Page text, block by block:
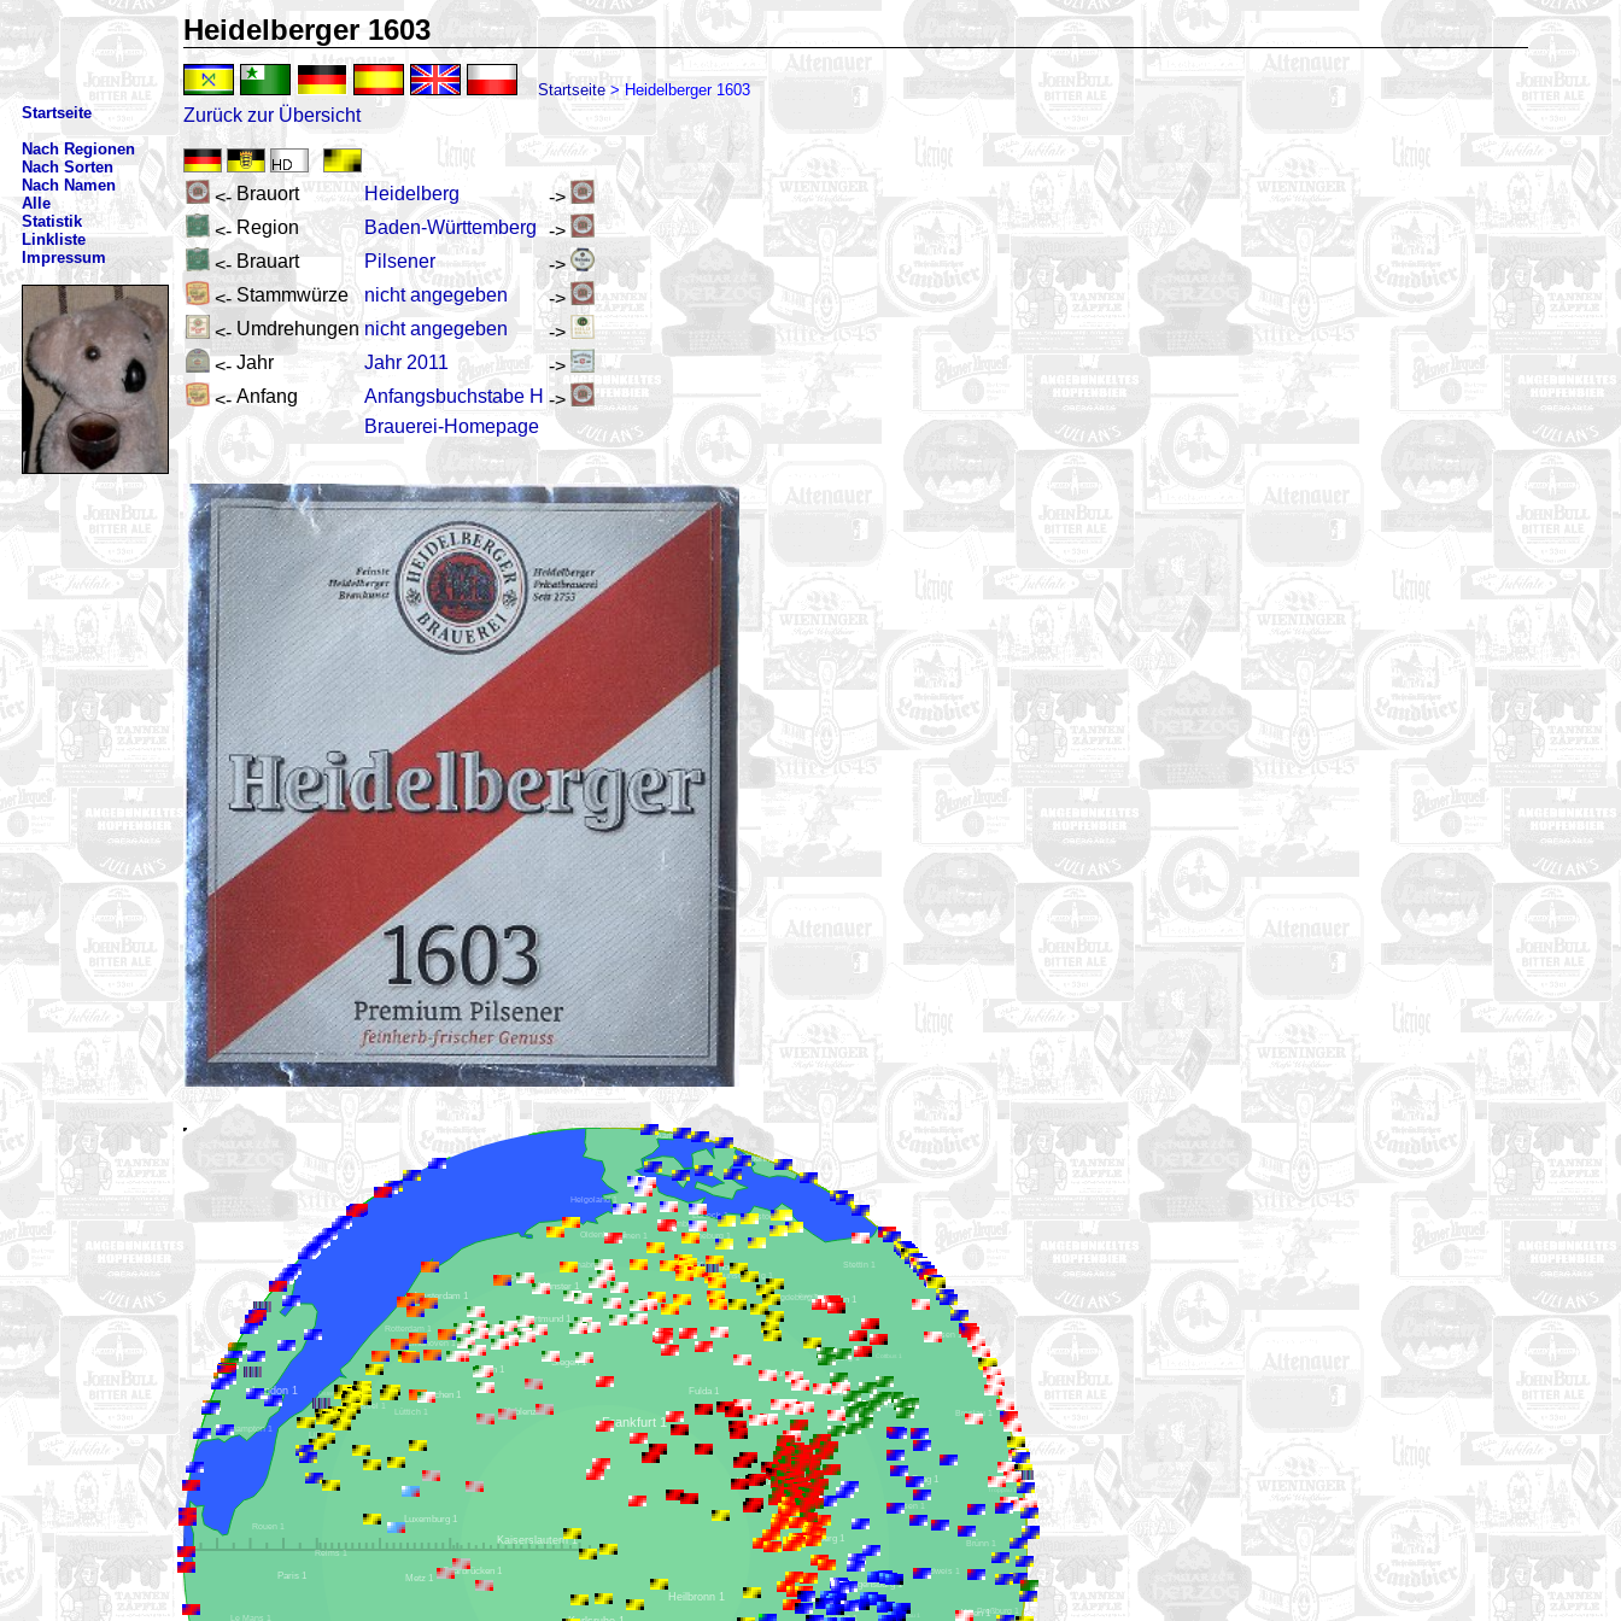
Heidelberger 1603
Startseite > Heidelberger 1603
Startseite
Nach Regionen
Nach Sorten
Nach Namen
Alle
Statistik
Linkliste
Impressum
Zurück zur Übersicht
<- Brauort Heidelberg
->
<- Region Baden-Württemberg
->
<- Brauart Pilsener
->
<- Stammwürze nicht angegeben
->
<- Umdrehungen nicht angegeben
->
<- Jahr Jahr 2011
->
<- Anfang Anfangsbuchstabe H ->
Brauerei-Homepage
London 1
Wien 1
Berlin 1
Gifhorn 1
Paris 1
Amsterdam 1
Prag 1
Frankfurt 1
Kopenhagen 1
Brüssel 1
Nürnberg 1
Hamburg 1
Hannover 1
Köln 1
Leipzig 1
Luxemburg 1
Posen 1
Breslau 1
Bremen 1
Dresden 1
Stettin 1
Regensburg 1
Rostock 1
Magdeburg 1
Saarbrücken 1
Erfurt 1
Lille 1
Southampton 1
Eindhoven 1
Rotterdam 1
Metz 1
Lübeck 1
Aarhus 1
Preßburg 1
Fulda 1
Dortmund 1
Gera 1
Le Mans 1
Brünn 1
Budweis 1
Pilsen 1
Heilbronn 1
Würzburg 1
Braunschweig 1
Lüneburg 1
Oldenburg 1
Osnabrück 1
Aachen 1
Münster 1
Siegen 1
Kaiserslautern 1
Koblenz 1
Chemnitz 1
Helgoland 1
Rouen 1
Hengelo 1
Reims 1
Lüttich 1
Ostende 1
Troppau 1
Ingolstadt 1
Brandenburg 1
Cottbus 1